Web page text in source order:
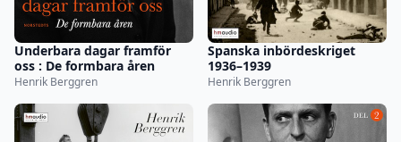
Underbara dagar framför
oss : De formbara åren
Henrik Berggren
Spanska inbördeskriget
1936–1939
Henrik Berggren